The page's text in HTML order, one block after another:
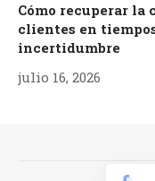
Cómo recuperar la
clientes en
incertidumbre
julio 16, 2026